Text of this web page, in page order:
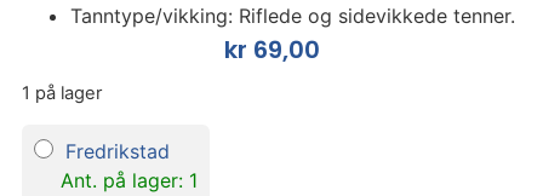
Tanntype/vikking: Riflede og sidevikkede tenner.
kr 69,00
1 på lager
Fredrikstad
Ant. på lager: 1